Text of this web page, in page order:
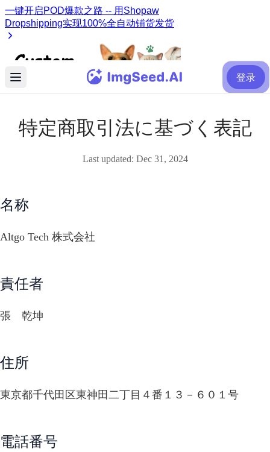
登录
特定商取引法に基づく表記
Last updated: Dec 31, 2024
名称
Altgo Tech 株式会社
責任者
張 乾坤
住所
東京都千代田区東神田二丁目４番１３－６０１号
電話番号